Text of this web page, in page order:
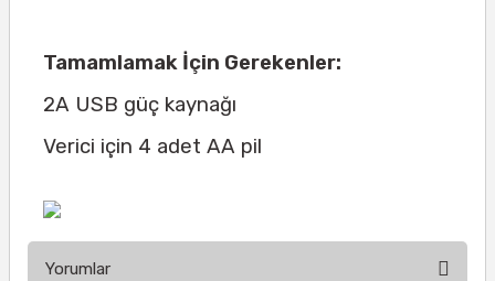
Tamamlamak İçin Gerekenler:
2A USB güç kaynağı
Verici için 4 adet AA pil
Yorumlar